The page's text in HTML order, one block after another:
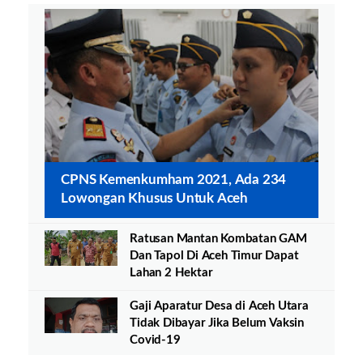
CPNS Kemenkumham 2021, Ada 234
Lowongan Khusus Untuk Aceh
Ratusan Mantan Kombatan GAM
Dan Tapol Di Aceh Timur Dapat
Lahan 2 Hektar
Gaji Aparatur Desa di Aceh Utara
Tidak Dibayar Jika Belum Vaksin
Covid-19